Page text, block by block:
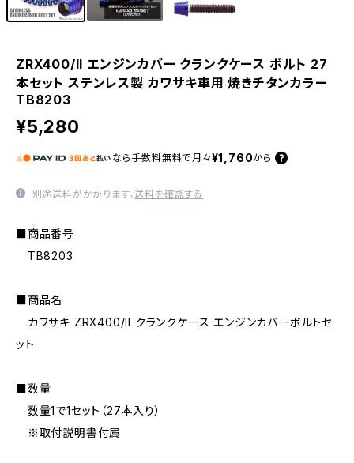
ZRX400/II エンジンカバー クランクケース ボルト 27
本セット ステンレス製 カワサキ車用 焼きチタンカラー
TB8203
¥5,280
なら 手数料無料で 月々¥1,760から
別途送料がかかります。送料を確認する
■商品番号
TB8203
■商品名
カワサキ ZRX400/II クランクケース エンジンカバーボルトセ
ット
■数量
数量1で1セット（27本入り）
※取付説明書付属